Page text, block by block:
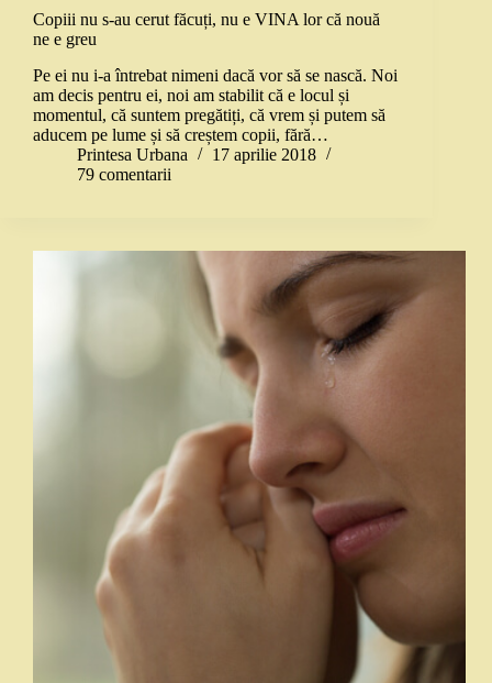
Copiii nu s-au cerut făcuți, nu e VINA lor că nouă
ne e greu
Pe ei nu i-a întrebat nimeni dacă vor să se nască. Noi
am decis pentru ei, noi am stabilit că e locul și
momentul, că suntem pregătiți, că vrem și putem să
aducem pe lume și să creștem copii, fără…
Printesa Urbana
17 aprilie 2018
79 comentarii